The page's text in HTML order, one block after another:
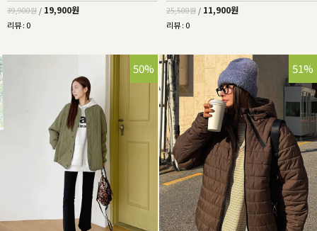
39,900원 / 19,900원
리뷰 : 0
25,500원 / 11,900원
리뷰 : 0
50% 51%